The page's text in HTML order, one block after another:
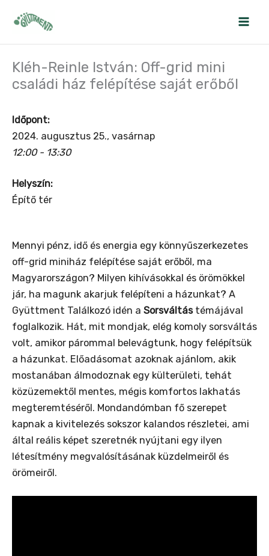
Kléh-Reinle István: Off-grid mini
családi ház felépítése saját erőből
Időpont:
2024. augusztus 25., vasárnap
12:00 - 13:30
Helyszín:
Építő tér
Mennyi pénz, idő és energia egy könnyűszerkezetes
off-grid miniház felépítése saját erőből, ma
Magyarországon? Milyen kihívásokkal és örömökkel
jár, ha magunk akarjuk felépíteni a házunkat? A
Gyüttment Találkozó idén a Sorsváltástémájával
foglalkozik. Hát, mit mondjak, elég komoly sorsváltás
volt, amikor párommal belevágtunk, hogy felépítsük
a házunkat. Előadásomat azoknak ajánlom, akik
mostanában álmodoznak egy külterületi, tehát
közüzemektől mentes, mégis komfortos lakhatás
megteremtéséről. Mondandómban fő szerepet
kapnak a kivitelezés sokszor kalandos részletei, ami
által reális képet szeretnék nyújtani egy ilyen
létesítmény megvalósításának küzdelmeiről és
örömeiről.